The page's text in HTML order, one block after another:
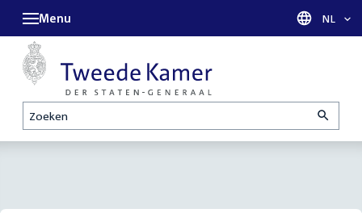
Zoeken
Menu Taal
NL